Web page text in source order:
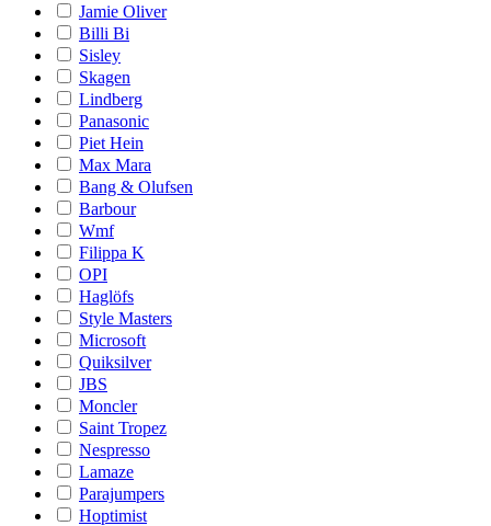
Jamie Oliver
Billi Bi
Sisley
Skagen
Lindberg
Panasonic
Piet Hein
Max Mara
Bang & Olufsen
Barbour
Wmf
Filippa K
OPI
Haglöfs
Style Masters
Microsoft
Quiksilver
JBS
Moncler
Saint Tropez
Nespresso
Lamaze
Parajumpers
Hoptimist